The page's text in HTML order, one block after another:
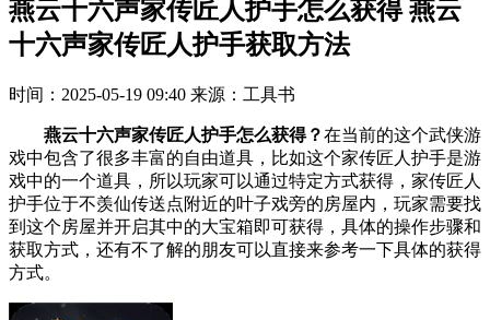
燕云十六声家传匠人护手怎么获得 燕云
十六声家传匠人护手获取方法
时间：2025-05-19 09:40 来源：工具书
燕云十六声家传匠人护手怎么获得？在当前的这个武侠游
戏中包含了很多丰富的自由道具，比如这个家传匠人护手‌是游
戏中的一个道具，所以玩家可以通过特定方式获得，家传匠人
护手位于不羡仙传送点附近的叶子戏旁的房屋内，玩家需要找
到这个房屋并开启其中的大宝箱即可获得‌，具体的操作步骤和
获取方式，还有不了解的朋友可以直接来参考一下具体的获得
方式。